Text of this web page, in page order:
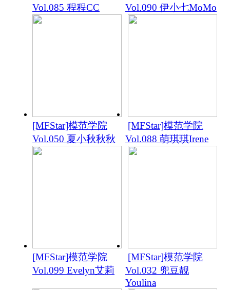
Vol.085 程程CC
Vol.090 伊小七MoMo
[MFStar]模范学院
Vol.050 夏小秋秋秋
[MFStar]模范学院
Vol.088 萌琪琪Irene
[MFStar]模范学院
Vol.099 Evelyn艾莉
[MFStar]模范学院
Vol.032 兜豆靓
Youlina